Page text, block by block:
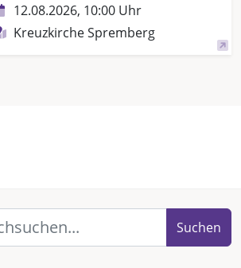
12.08.2026, 10:00 Uhr
Kreuzkirche Spremberg
Suchen